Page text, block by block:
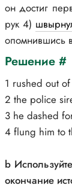
он достиг
рук 4)
опомнившись
Решение #
1 rushed out
2 the police
3 he dashed
4 flung him to
b
окончание